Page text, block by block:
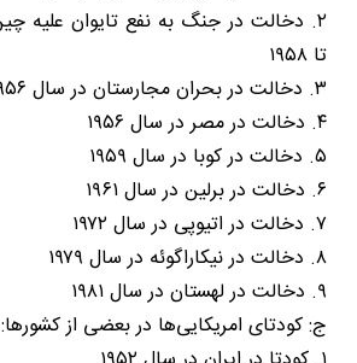
تا ۱۹۵۸
۳. دخالت در بحران مجارستان در سال ۱۹۵۶
۴. دخالت در مصر در سال ۱۹۵۶
۵. دخالت در کوبا در سال ۱۹۵۹
۶. دخالت در برلین در سال ۱۹۶۱
۷. دخالت در اتیوپی در سال ۱۹۷۲
۸. دخالت در نیکاراگوئه در سال ۱۹۷۹
۹. دخالت در لهستان در سال ۱۹۸۱
ج: کودتای امریکایی‌ها در بعضی از کشورها: